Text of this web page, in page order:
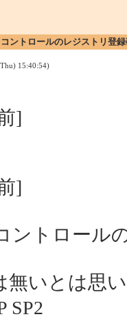
ントロールのレジストリ登録
15:40:54)
]
]
ントロール
無いとは思
SP2